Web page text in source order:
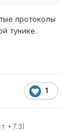
протоколы
тунике.
1
+7.3)